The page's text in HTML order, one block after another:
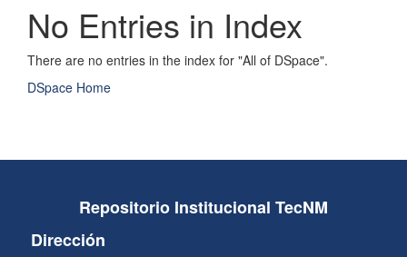
No Entries in Index
There are no entries in the index for "All of DSpace".
DSpace Home
Repositorio Institucional TecNM
Dirección